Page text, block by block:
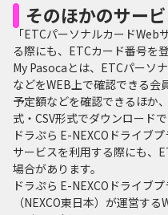
そのほかのサー
「ETCパーソナルカードWeb
る際にも、ETCカード番号を
My Pasocaとは、ETCパーソ
などをWEB上で確認できる会
予定額などを確認できるほか
式・CSV形式でダウンロードで
ドラぷら E-NEXCOドライブ
サービスを利用する際にも、
場合があります。
ドラぷら E-NEXCOドライブ
（NEXCO東日本）が運営す